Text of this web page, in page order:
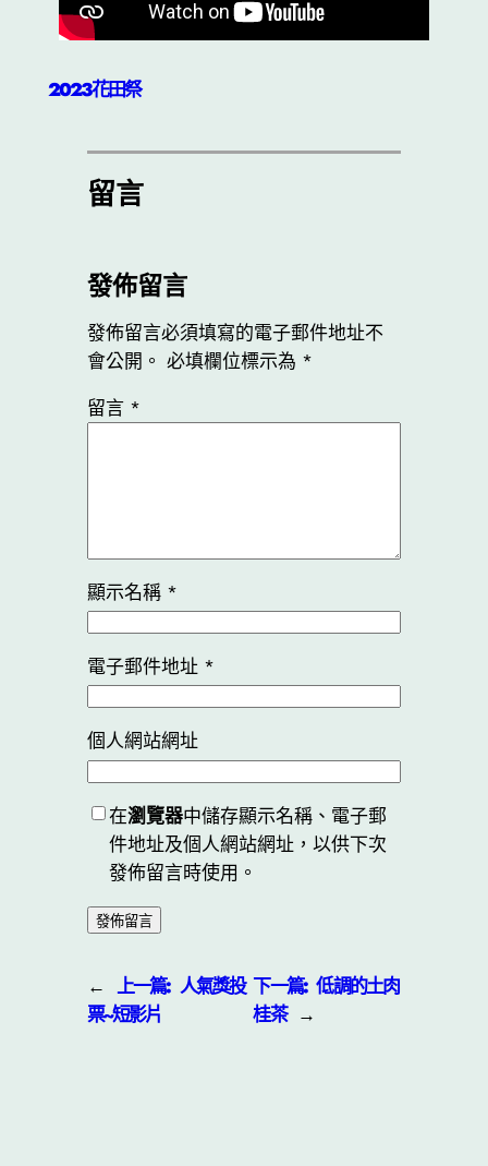
2023花田祭
留言
發佈留言
發佈留言必須填寫的電子郵件地址不
會公開。 必填欄位標示為 *
留言 *
顯示名稱 *
電子郵件地址 *
個人網站網址
在瀏覽器中儲存顯示名稱、電子郵
件地址及個人網站網址，以供下次
發佈留言時使用。
← 上一篇: 人氣獎投
票~短影片
下一篇:低調的土肉
桂茶 →